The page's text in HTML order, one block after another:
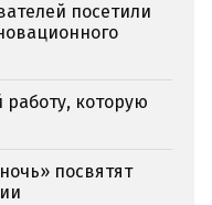
посетили
которую
посвятят